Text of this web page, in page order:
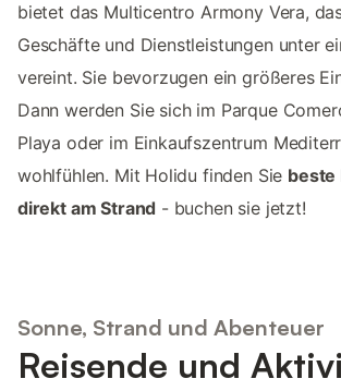
bietet das Multicentro Armony Vera,
Geschäfte und Dienstleistungen unter
vereint. Sie bevorzugen ein größeres
Dann werden Sie sich im Parque
Playa oder im Einkaufszentrum
wohlfühlen. Mit Holidu finden Sie beste
direkt am Strand - buchen sie jetzt!
Sonne, Strand und Abenteuer
Reisende und